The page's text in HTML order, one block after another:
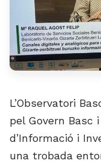
L’Observatori
pel Govern Basc
d’Informació i
una trobada